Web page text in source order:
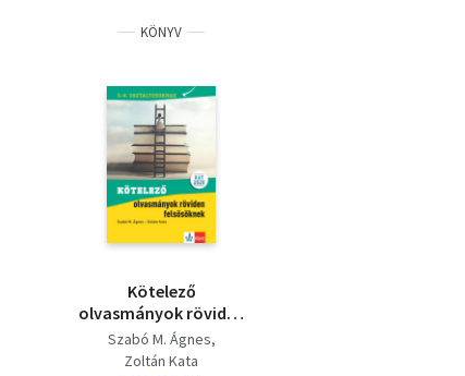
KÖNYV
Kötelező
olvasmányok röviden
felsősöknek - 5-8.
osztályosoknak
Szabó M. Ágnes
Zoltán Kata